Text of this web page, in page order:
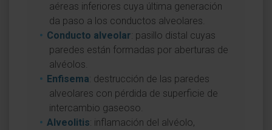
aéreas inferiores cuya última generación
da paso a los conductos alveolares.
Conducto alveolar: pasillo distal cuyas
paredes están formadas por aberturas de
alvéolos.
Enfisema: destrucción de las paredes
alveolares con pérdida de superficie de
intercambio gaseoso.
Alveolitis: inflamación del alvéolo,